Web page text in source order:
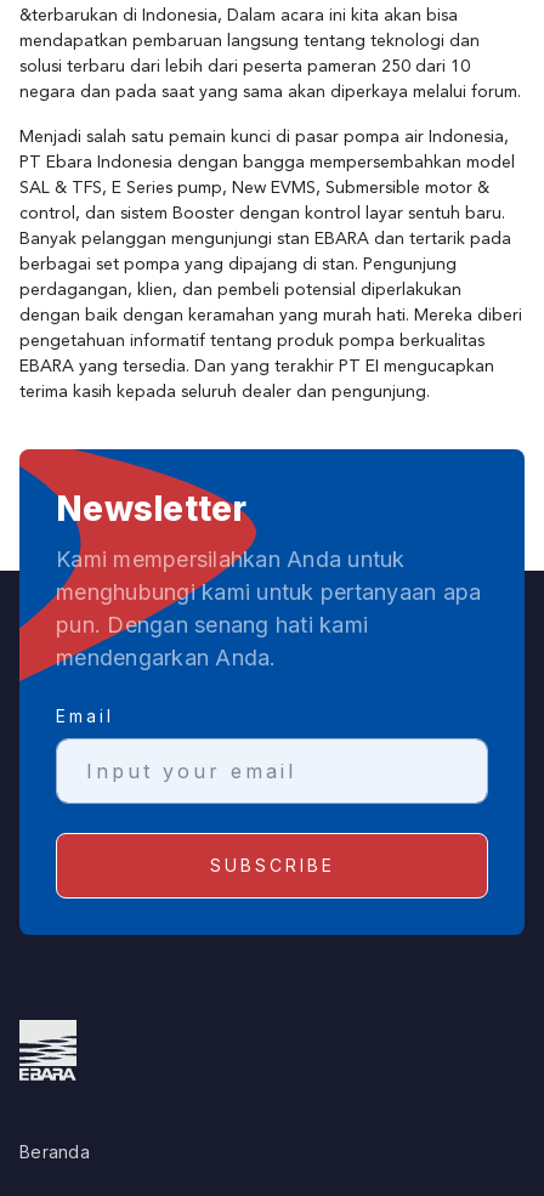
&terbarukan di Indonesia, Dalam acara ini kita akan bisa
mendapatkan pembaruan langsung tentang teknologi dan
solusi terbaru dari lebih dari peserta pameran 250 dari 10
negara dan pada saat yang sama akan diperkaya melalui forum.
Menjadi salah satu pemain kunci di pasar pompa air Indonesia,
PT Ebara Indonesia dengan bangga mempersembahkan model
SAL & TFS, E Series pump, New EVMS, Submersible motor &
control, dan sistem Booster dengan kontrol layar sentuh baru.
Banyak pelanggan mengunjungi stan EBARA dan tertarik pada
berbagai set pompa yang dipajang di stan. Pengunjung
perdagangan, klien, dan pembeli potensial diperlakukan
dengan baik dengan keramahan yang murah hati. Mereka diberi
pengetahuan informatif tentang produk pompa berkualitas
EBARA yang tersedia. Dan yang terakhir PT EI mengucapkan
terima kasih kepada seluruh dealer dan pengunjung.
Newsletter
Kami mempersilahkan Anda untuk
menghubungi kami untuk pertanyaan apa
pun. Dengan senang hati kami
mendengarkan Anda.
Email
Beranda